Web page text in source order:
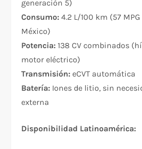
generación 5)
Consumo: 4.2 L/100 km (57
México)
Potencia: 138 CV combinados
motor eléctrico)
Transmisión: eCVT automática
Batería: Iones de litio, sin
externa
Disponibilidad Latinoamérica: